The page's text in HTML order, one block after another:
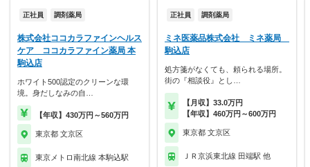
正社員 調剤薬局
株式会社ココカラファインヘルス
ケア ココカラファイン薬局 本
駒込店
ホワイト500認定のクリーンな環
境。身だしなみの自…
【年収】430万円～560万円
東京都 文京区
東京メトロ南北線 本駒込駅
正社員 調剤薬局
ミネ医薬品株式会社 ミネ薬局
駒込店
処方箋がなくても、頼られる場所。
街の『相談役』とし…
【月収】33.0万円
【年収】460万円～600万円
東京都 文京区
ＪＲ京浜東北線 田端駅 他